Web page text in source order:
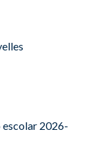
escolar 2026-